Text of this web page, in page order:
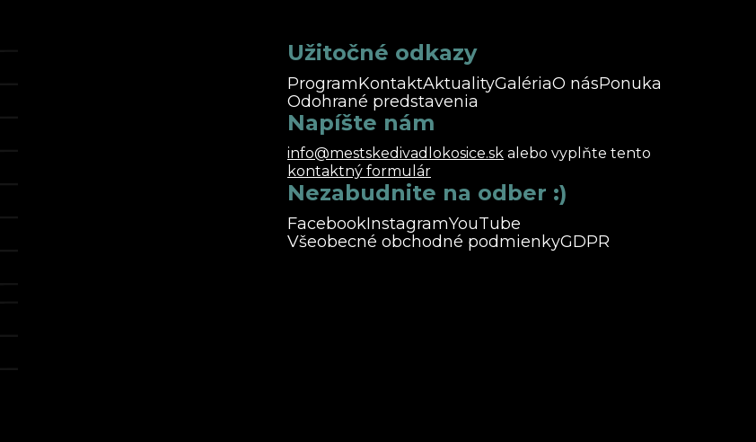
Užitočné odkazy
ProgramKontaktAktualityGalériaO násPonuka
Odohrané predstavenia
Napíšte nám
info@mestskedivadlokosice.sk alebo vyplňte tento
kontaktný formulár
Nezabudnite na odber :)
FacebookInstagramYouTube
Všeobecné obchodné podmienkyGDPR